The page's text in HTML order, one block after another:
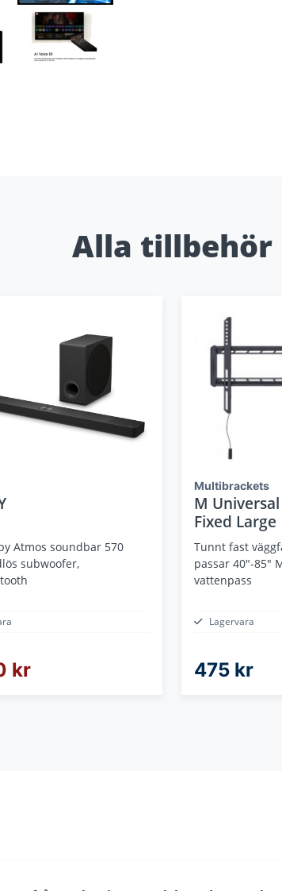
Alla tillbehör
Atmos soundbar 570
subwoofer,
kr
Multibrackets
M
Fixed Large
Tunnt fast
passar 40"-85"
vattenpass
Lagervara
475 kr